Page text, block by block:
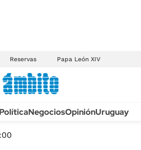
Reservas Papa León XIV
NegociosOpiniónUruguay